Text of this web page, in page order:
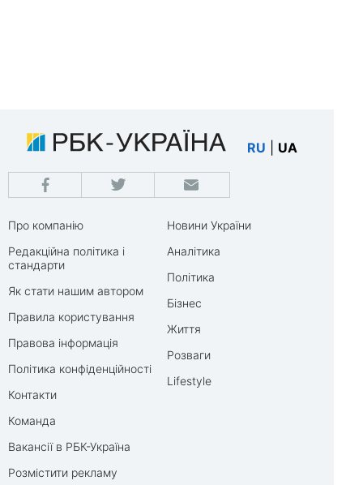
RU UA
Про компанію
Редакційна політика і
стандарти
Як стати нашим автором
Правила користування
Правова інформація
Політика конфіденційності
Контакти
Команда
Вакансії в РБК-Україна
Розмістити рекламу
Новини України
Аналітика
Політика
Бізнес
Життя
Розваги
Lifestyle